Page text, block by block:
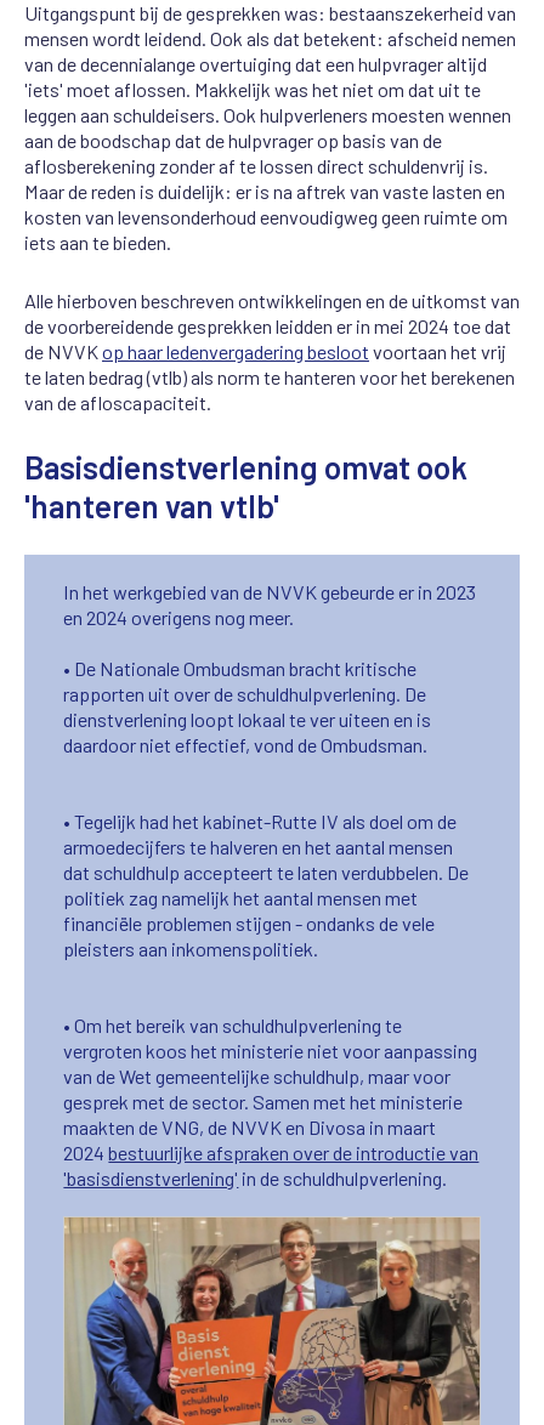
Uitgangspunt bij de gesprekken was: bestaanszekerheid van
mensen wordt leidend. Ook als dat betekent: afscheid nemen
van de decennialange overtuiging dat een hulpvrager altijd
'iets' moet aflossen. Makkelijk was het niet om dat uit te
leggen aan schuldeisers. Ook hulpverleners moesten wennen
aan de boodschap dat de hulpvrager op basis van de
aflosberekening zonder af te lossen direct schuldenvrij is.
Maar de reden is duidelijk: er is na aftrek van vaste lasten en
kosten van levensonderhoud eenvoudigweg geen ruimte om
iets aan te bieden.
Alle hierboven beschreven ontwikkelingen en de uitkomst van
de voorbereidende gesprekken leidden er in mei 2024 toe dat
de NVVKop haar ledenvergadering besloot voortaan het vrij
te laten bedrag (vtlb) als norm te hanteren voor het berekenen
van de afloscapaciteit.
Basisdienstverlening omvat ook
'hanteren van vtlb'
In het werkgebied van de NVVK gebeurde er in 2023
en 2024 overigens nog meer.
• De Nationale Ombudsman bracht kritische
rapporten uit over de schuldhulpverlening. De
dienstverlening loopt lokaal te ver uiteen en is
daardoor niet effectief, vond de Ombudsman.
• Tegelijk had het kabinet-Rutte IV als doel om de
armoedecijfers te halveren en het aantal mensen
dat schuldhulp accepteert te laten verdubbelen. De
politiek zag namelijk het aantal mensen met
financiële problemen stijgen - ondanks de vele
pleisters aan inkomenspolitiek.
• Om het bereik van schuldhulpverlening te
vergroten koos het ministerie niet voor aanpassing
van de Wet gemeentelijke schuldhulp, maar voor
gesprek met de sector. Samen met het ministerie
maakten de VNG, de NVVK en Divosa in maart
2024bestuurlijke afspraken over de introductie van
'basisdienstverlening' in de schuldhulpverlening.